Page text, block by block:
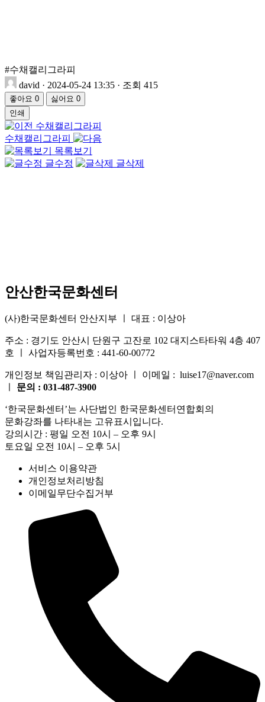
#수채캘리그라피
david · 2024-05-24 13:35 · 조회 415
좋아요 0 싫어요 0
인쇄
수채캘리그라피
수채캘리그라피
목록보기
글수정
글삭제
안산한국문화센터
(사)한국문화센터 안산지부 ㅣ 대표 : 이상아
주소 : 경기도 안산시 단원구 고잔로 102 대지스타타워 4층 407
호 ㅣ 사업자등록번호 : 441-60-00772
개인정보 책임관리자 : 이상아 ㅣ 이메일 : luise17@naver.com
문의 : 031-487-3900
‘한국문화센터’는 사단법인 한국문화센터연합회의
문화강좌를 나타내는 고유표시입니다.
강의시간 : 평일 오전 10시 – 오후 9시
토요일 오전 10시 – 오후 5시
서비스 이용약관
개인정보처리방침
이메일무단수집거부